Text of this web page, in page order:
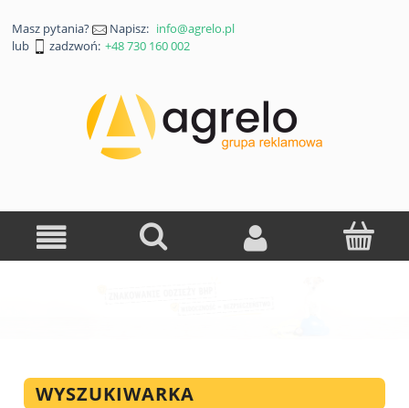
Masz pytania? Napisz: info@agrelo.pl
lub
zadzwoń: +48 730 160 002
WYSZUKIWARKA